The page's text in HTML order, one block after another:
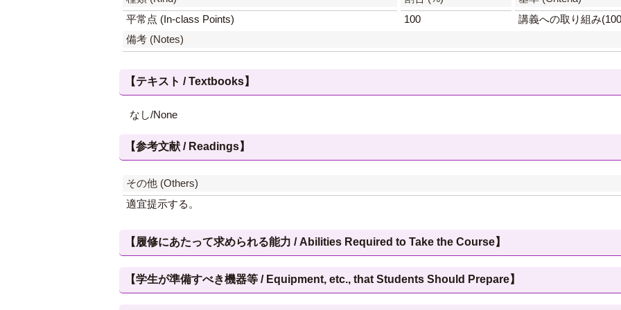
平常点 (In-class Points)
100
講義への取り組み
備考 (Notes)
【テキスト / Textbooks】
なし/None
【参考文献 / Readings】
その他 (Others)
適宜提示する。
【履修にあたって求められる能力 / Abilities Required to Take the Course】
【学生が準備すべき機器等 / Equipment, etc., that Students Should Prepare】